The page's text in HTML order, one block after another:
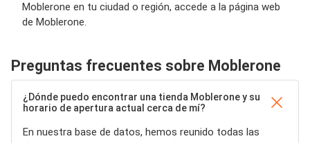
Moblerone en tu ciudad o región, accede a la página web
de Moblerone.
Preguntas frecuentes sobre Moblerone
¿Dónde puedo encontrar una tienda Moblerone y su
horario de apertura actual cerca de mí?
En nuestra base de datos, hemos reunido todas las